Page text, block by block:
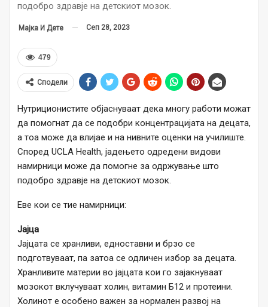
подобро здравје на детскиот мозок.
Мајка И Дете Сеп 28, 2023
479
Сподели
Нутриционистите објаснуваат дека многу работи можат
да помогнат да се подобри концентрацијата на децата,
а тоа може да влијае и на нивните оценки на училиште.
Според UCLA Health, јадењето одредени видови
намирници може да помогне за одржување што
подобро здравје на детскиот мозок.
Еве кои се тие намирници:
Јајца
Јајцата се хранливи, едноставни и брзо се
подготвуваат, па затоа се одличен избор за децата.
Хранливите материи во јајцата кои го зајакнуваат
мозокот вклучуваат холин, витамин Б12 и протеини.
Холинот е особено важен за нормален развој на